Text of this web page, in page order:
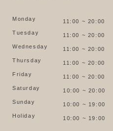
Monday
11:00 ~ 20:00
Tuesday
11:00 ~ 20:00
Wednesday
11:00 ~ 20:00
Thursday
11:00 ~ 20:00
Friday
11:00 ~ 20:00
Saturday
10:00 ~ 20:00
Sunday
10:00 ~ 19:00
Holiday
10:00 ~ 19:00